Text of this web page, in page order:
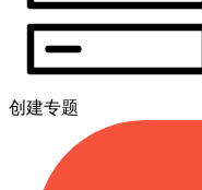
创建专题